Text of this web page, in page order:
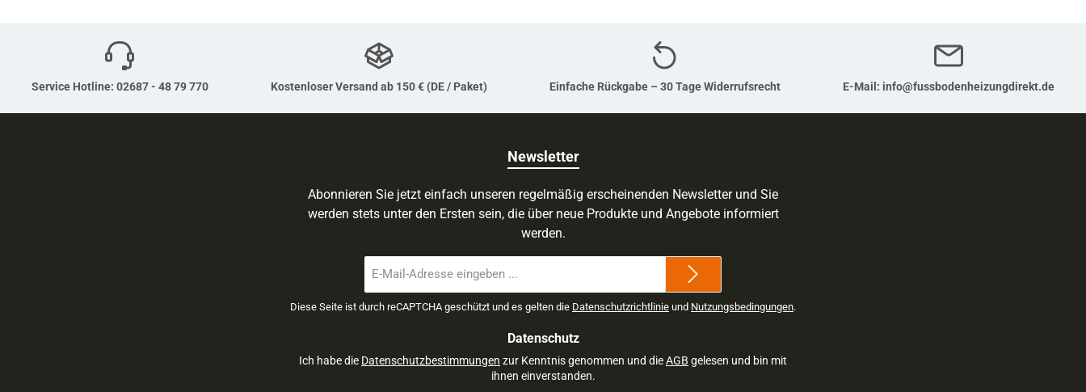
Service Hotline: 02687 - 48 79 770 Kostenloser Versand ab 150 € (DE / Paket) Einfache Rückgabe – 30 Tage Widerrufsrecht E-Mail: info@fussbodenheizungdirekt.de
Newsletter
Abonnieren Sie jetzt einfach unseren regelmäßig erscheinenden Newsletter und Sie
werden stets unter den Ersten sein, die über neue Produkte und Angebote informiert
werden.
Mail-
Diese Seite ist durch reCAPTCHA geschützt und es gelten die Datenschutzrichtlinie und Nutzungsbedingungen.
Datenschutz
Ich habe die Datenschutzbestimmungen zur Kenntnis genommen und dieAGB gelesen und bin mit
ihnen einverstanden.